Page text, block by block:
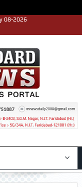
08-2026